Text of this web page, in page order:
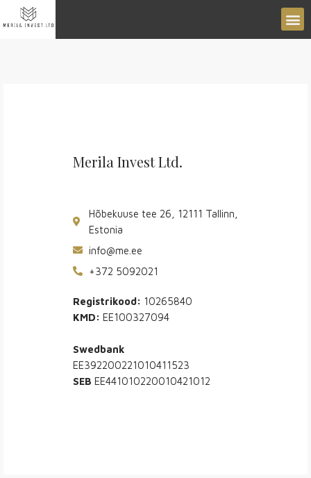
Merila Invest Ltd.
Hõbekuuse tee 26, 12111 Tallinn,
Estonia
info@me.ee
+372 5092021
Registrikood: 10265840
KMD: EE100327094
Swedbank
EE392200221010411523
SEB EE441010220010421012